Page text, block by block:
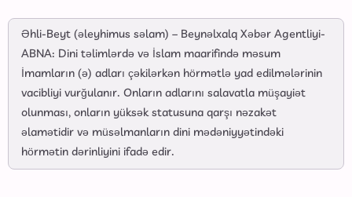
Əhli-Beyt (əleyhimus səlam) – Beynəlxalq Xəbər Agentliyi-
ABNA: Dini təlimlərdə və İslam maarifində məsum
İmamların (ə) adları çəkilərkən hörmətlə yad edilmələrinin
vacibliyi vurğulanır. Onların adlarını salavatla müşayiət
olunması, onların yüksək statusuna qarşı nəzakət
əlamətidir və müsəlmanların dini mədəniyyətindəki
hörmətin dərinliyini ifadə edir.